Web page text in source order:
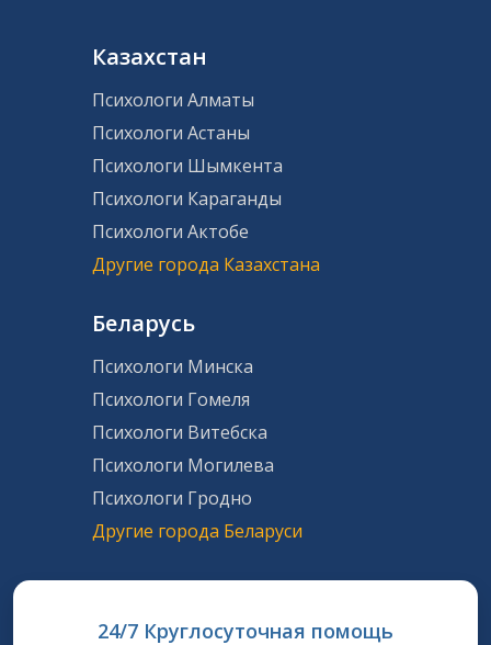
Казахстан
Психологи Алматы
Психологи Астаны
Психологи Шымкента
Психологи Караганды
Психологи Актобе
Другие города Казахстана
Беларусь
Психологи Минска
Психологи Гомеля
Психологи Витебска
Психологи Могилева
Психологи Гродно
Другие города Беларуси
24/7 Круглосуточная помощь